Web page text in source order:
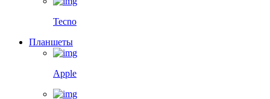
Tecno
Планшеты
Apple